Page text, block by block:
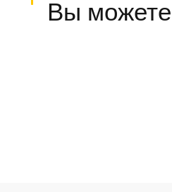
Вы